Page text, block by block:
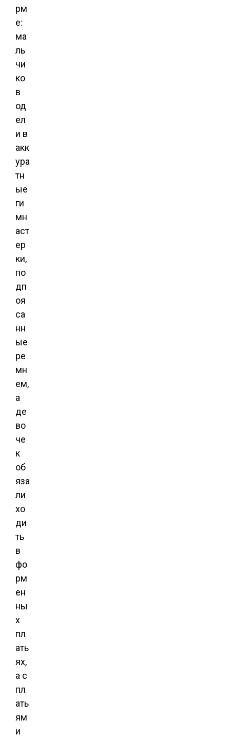
рм
е:
ма
ль
чи
ко
в
од
ел
и в
акк
ура
тн
ые
ги
мн
аст
ер
ки,
по
дп
оя
са
нн
ые
ре
мн
ем,
а
де
во
че
к
об
яза
ли
хо
ди
ть
в
фо
рм
ен
ны
х
пл
ать
ях,
а с
пл
ать
ям
и